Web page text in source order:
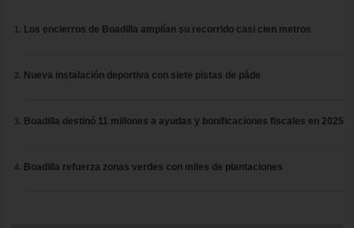
Los encierros de Boadilla amplían su recorrido casi cien metros
Nueva instalación deportiva con siete pistas de páde
Boadilla destinó 11 millones a ayudas y bonificaciones fiscales en 2025
Boadilla refuerza zonas verdes con miles de plantaciones